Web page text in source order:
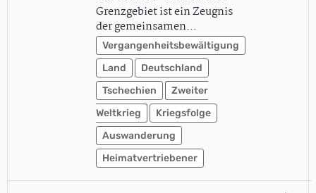
Grenzgebiet ist ein Zeugnis
der gemeinsamen…
Vergangenheitsbewältigung
Land
Deutschland
Tschechien
Zweiter
Weltkrieg
Kriegsfolge
Auswanderung
Heimatvertriebener